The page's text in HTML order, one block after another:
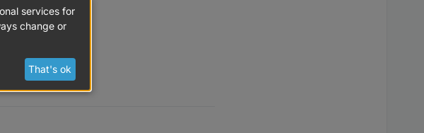
geholfen hat.
services for
change or
That's ok